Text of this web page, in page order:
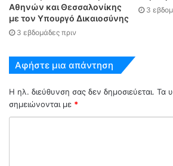
Αθηνών και Θεσσαλονίκης
με τον Υπουργό Δικαιοσύνης
3 εβδομάδες πριν
3
Αφήστε μια απάντηση
Η ηλ. διεύθυνση σας δεν δημοσιεύεται. Τα
σημειώνονται με *